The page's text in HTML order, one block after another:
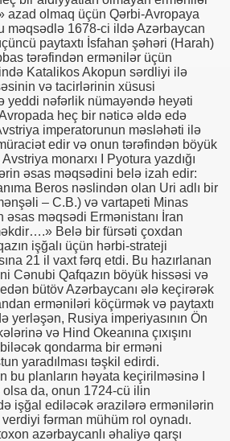
azad olmaq üçün Qərbi-Avropaya
məqsədlə 1678-ci ildə Azərbaycan
paytaxtı İsfahan şəhəri (Harah)
tərəfindən ermənilər üçün
Katalikos Akopun sərdliyi ilə
və tacirlərinin xüsusi
yeddi nəfərlik nümayəndə heyəti
heç bir nəticə əldə edə
imperatorunun məsləhəti ilə
edir və onun tərəfindən böyük
Avstriya monarxı I Pyotura yazdığı
əsas məqsədini belə izah edir:
Beros nəslindən olan Uri adlı bir
– C.B.) və vartapeti Minas
əsas məqsədi Ermənistanı İran
Belə bir fürsəti çoxdan
işğalı üçün hərbi-strateji
21 il vaxt fərq etdi. Bu hazırlanan
Cənubi Qafqazın böyük hissəsi və
edən bütöv Azərbaycanı ələ keçirərək
erməniləri köçürmək və paytaxtı
yerləşən, Rusiya imperiyasının Ön
və Hind Okeanına çıxışını
qondarma bir erməni
yaradılması təşkil edirdi.
bu planların həyata keçirilməsinə I
da, onun 1724-cü ilin
işğal ediləcək ərazilərə ermənilərin
fərman mühüm rol oynadı.
azərbaycanlı əhaliyə qarşı
etnik təmizləmə və